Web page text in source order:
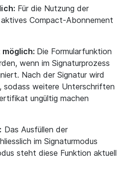
Für die Nutzung der
Compact-Abonnement
Die Formularfunktion
wenn im Signaturprozess
Nach der Signatur wird
sodass weitere Unterschriften
ungültig machen
Das Ausfüllen der
im Signaturmodus
steht diese Funktion aktuell